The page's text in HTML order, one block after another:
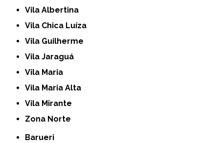
Vila Albertina
Vila Chica Luíza
Vila Guilherme
Vila Jaraguá
Vila Maria
Vila Maria Alta
Vila Mirante
Zona Norte
Barueri